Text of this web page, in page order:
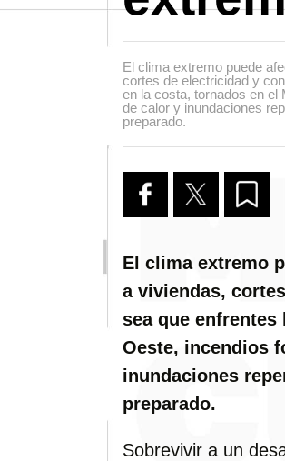
El clima extremo puede
cortes de electricidad y
en la costa, tornados en el
de calor y inundaciones
preparado.
El clima extremo
a viviendas,
sea que
Oeste, incendios
inundaciones
preparado.
Sobrevivir a un